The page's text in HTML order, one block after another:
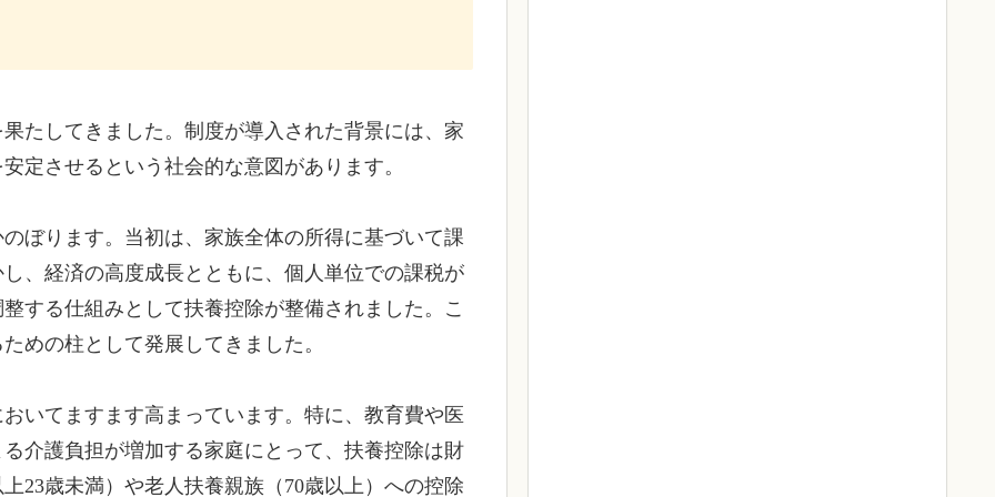
たしてきました。制度が導入された背景には、家
定させるという社会的な意図があります。
ぼります。当初は、家族全体の所得に基づいて課
、経済の高度成長とともに、個人単位での課税が
する仕組みとして扶養控除が整備されました。こ
めの柱として発展してきました。
いてますます高まっています。特に、教育費や医
介護負担が増加する家庭にとって、扶養控除は財
23歳未満）や老人扶養親族（70歳以上）への控除